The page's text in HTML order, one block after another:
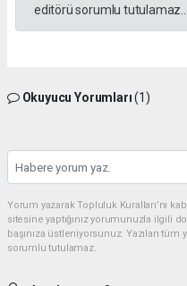
editörü sorumlu tutulamaz...
Okuyucu Yorumları(1)
Yorum yazarak Topluluk Kuralları’nı
sitesine yaptığınız yorumunuzla ilgili
başınıza üstleniyorsunuz. Yazılan
sorumlu tutulamaz.